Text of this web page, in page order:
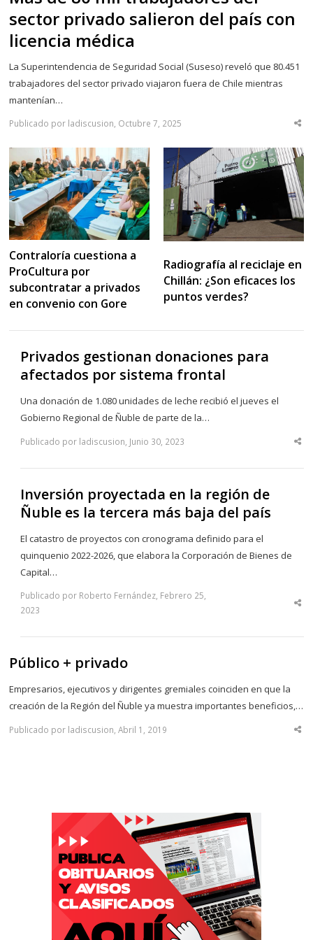
sector privado salieron del país con
licencia médica
La Superintendencia de Seguridad Social (Suseso) reveló que 80.451
trabajadores del sector privado viajaron fuera de Chile mientras
mantenían…
Publicado por ladiscusion, Octubre 7, 2025
Contraloría cuestiona a
ProCultura por
subcontratar a privados
en convenio con Gore
Radiografía al reciclaje en
Chillán: ¿Son eficaces los
puntos verdes?
Privados gestionan donaciones para
afectados por sistema frontal
Una donación de 1.080 unidades de leche recibió el jueves el
Gobierno Regional de Ñuble de parte de la…
Publicado por ladiscusion, Junio 30, 2023
Inversión proyectada en la región de
Ñuble es la tercera más baja del país
El catastro de proyectos con cronograma definido para el
quinquenio 2022-2026, que elabora la Corporación de Bienes de
Capital…
Publicado por Roberto Fernández, Febrero 25,
2023
Público + privado
Empresarios, ejecutivos y dirigentes gremiales coinciden en que la
creación de la Región del Ñuble ya muestra importantes beneficios,…
Publicado por ladiscusion, Abril 1, 2019